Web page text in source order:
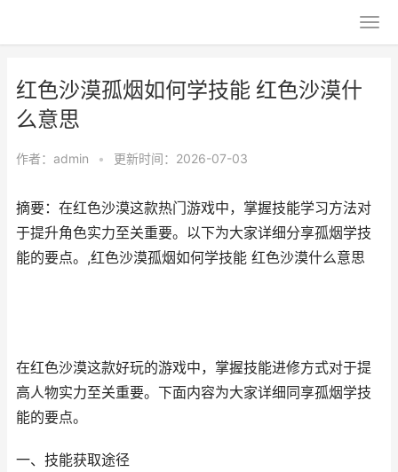
红色沙漠孤烟如何学技能 红色沙漠什
么意思
作者： admin • 更新时间：2026-07-03
摘要：在红色沙漠这款热门游戏中，掌握技能学习方法对
于提升角色实力至关重要。以下为大家详细分享孤烟学技
能的要点。,红色沙漠孤烟如何学技能 红色沙漠什么意思
在红色沙漠这款好玩的游戏中，掌握技能进修方式对于提
高人物实力至关重要。下面内容为大家详细同享孤烟学技
能的要点。
一、技能获取途径